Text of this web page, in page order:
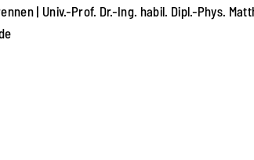
| Univ.-Prof. Dr.-Ing. habil. Dipl.-Phys.